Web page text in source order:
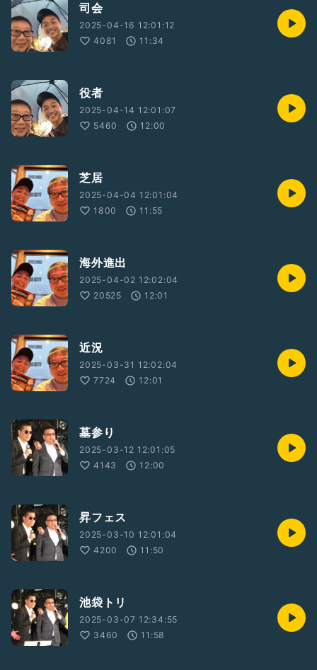
司会
2025-04-16 12:01:12
4081
11:34
役者
2025-04-14 12:01:07
5460
12:00
芝居
2025-04-04 12:01:04
1800
11:55
海外進出
2025-04-02 12:02:04
20525
12:01
近況
2025-03-31 12:02:04
7724
12:01
墓参り
2025-03-12 12:01:05
4143
12:00
昇フェス
2025-03-10 12:01:04
4200
11:50
池袋トリ
2025-03-07 12:34:55
3460
11:58